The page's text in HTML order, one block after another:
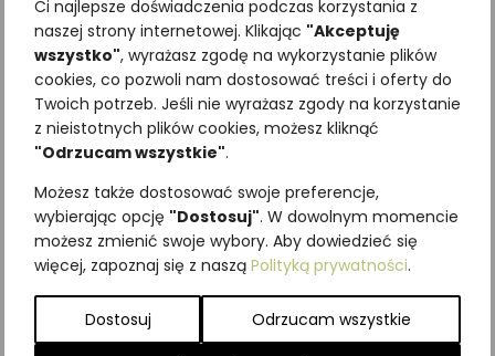
Ci najlepsze doświadczenia podczas korzystania z
naszej strony internetowej. Klikając "Akceptuję
wszystko", wyrażasz zgodę na wykorzystanie plików
cookies, co pozwoli nam dostosować treści i oferty do
Twoich potrzeb. Jeśli nie wyrażasz zgody na korzystanie
z nieistotnych plików cookies, możesz kliknąć
"Odrzucam wszystkie".
Możesz także dostosować swoje preferencje,
wybierając opcję "Dostosuj". W dowolnym momencie
możesz zmienić swoje wybory. Aby dowiedzieć się
więcej, zapoznaj się z naszą Polityką prywatności.
Dostosuj Odrzucam wszystkie
Zakładka przestrzenna
WIEWIÓRKA
4,92zł z VAT
Dodaj do koszyka